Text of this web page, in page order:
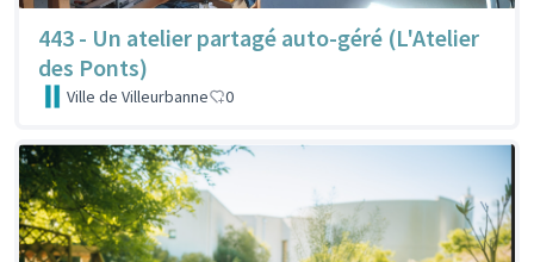
443 - Un atelier partagé auto-géré (L'Atelier
des Ponts)
Ville de Villeurbanne 0